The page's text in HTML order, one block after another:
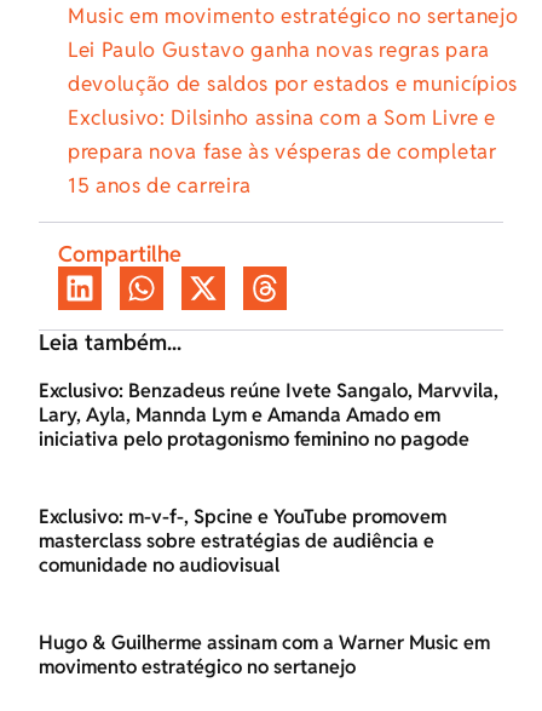
Music em movimento estratégico no sertanejo
Lei Paulo Gustavo ganha novas regras para
devolução de saldos por estados e municípios
Exclusivo: Dilsinho assina com a Som Livre e
prepara nova fase às vésperas de completar
15 anos de carreira
Compartilhe
Leia também...
Exclusivo: Benzadeus reúne Ivete Sangalo, Marvvila,
Lary, Ayla, Mannda Lym e Amanda Amado em
iniciativa pelo protagonismo feminino no pagode
Exclusivo: m-v-f-, Spcine e YouTube promovem
masterclass sobre estratégias de audiência e
comunidade no audiovisual
Hugo & Guilherme assinam com a Warner Music em
movimento estratégico no sertanejo